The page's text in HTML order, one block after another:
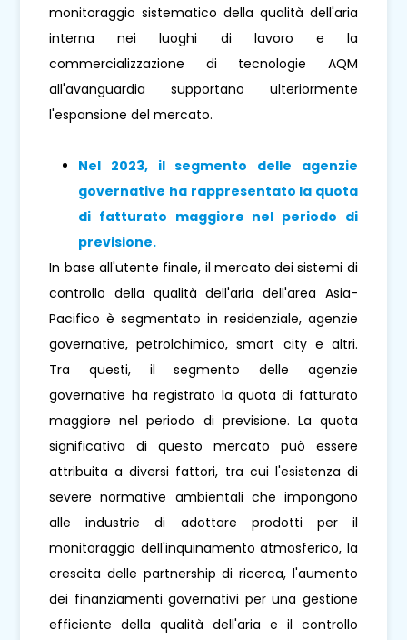
monitoraggio sistematico della qualità dell'aria
interna nei luoghi di lavoro e la
commercializzazione di tecnologie AQM
all'avanguardia supportano ulteriormente
l'espansione del mercato.
Nel 2023, il segmento delle agenzie
governative ha rappresentato la quota
di fatturato maggiore nel periodo di
previsione.
In base all'utente finale, il mercato dei sistemi di
controllo della qualità dell'aria dell'area Asia-
Pacifico è segmentato in residenziale, agenzie
governative, petrolchimico, smart city e altri.
Tra questi, il segmento delle agenzie
governative ha registrato la quota di fatturato
maggiore nel periodo di previsione. La quota
significativa di questo mercato può essere
attribuita a diversi fattori, tra cui l'esistenza di
severe normative ambientali che impongono
alle industrie di adottare prodotti per il
monitoraggio dell'inquinamento atmosferico, la
crescita delle partnership di ricerca, l'aumento
dei finanziamenti governativi per una gestione
efficiente della qualità dell'aria e il controllo